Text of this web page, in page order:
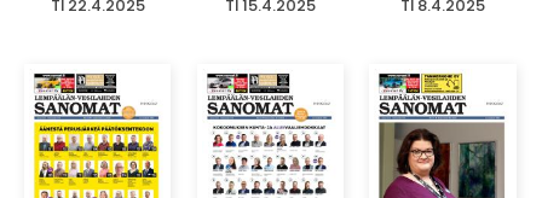
TI 22.4.2025 TI 15.4.2025 TI 8.4.2025